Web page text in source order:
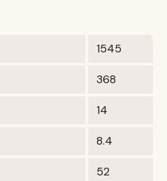
1545
368
14
8.4
52